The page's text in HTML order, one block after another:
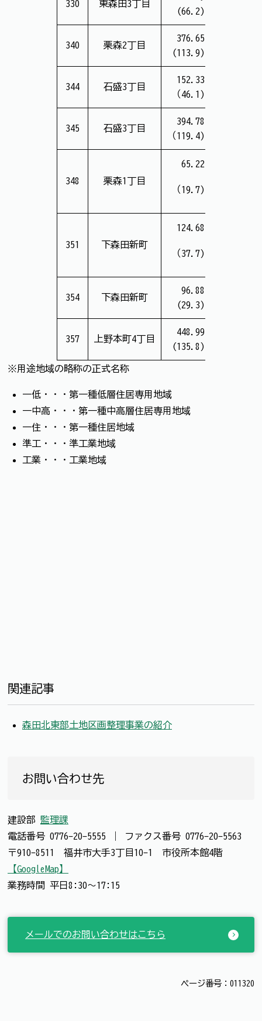
330 東森田3丁目
(66.2)
340 栗森2丁目
376.65
(113.9)
344 石盛3丁目
152.33
（46.1)
345 石盛3丁目
394.78
（119.4)
348 栗森1丁目
65.22
（19.7)
351 下森田新町
124.68
（37.7)
354 下森田新町
96.88
(29.3)
357 上野本町4丁目
448.99
(135.8)
※用途地域の略称の正式名称
一低・・・第一種低層住居専用地域
一中高・・・第一種中高層住居専用地域
一住・・・第一種住居地域
準工・・・準工業地域
工業・・・工業地域
関連記事
森田北東部土地区画整理事業の紹介
お問い合わせ先
建設部 監理課
電話番号 0776-20-5555 ファクス番号 0776-20-5563
〒910-8511 福井市大手3丁目10-1 市役所本館4階
【GoogleMap】
業務時間 平日8:30～17:15
メールでのお問い合わせはこちら
ページ番号：011320